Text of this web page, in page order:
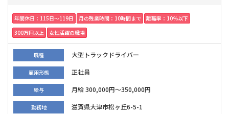
年間休日：115日〜119日 月の残業時間：10時間まで
離職率：10％以下
300万円以上
女性活躍の職場
職種 大型トラックドライバー
雇用形態 正社員
給与 月給 300,000円～350,000円
勤務地 滋賀県大津市松ヶ丘6-5-1